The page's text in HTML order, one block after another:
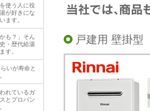
戸建用 壁掛型
使う人に役
が好きにな
ます。
も？」そん
・歴代給湯
す。
いが寿命と
れているガ
とプロパン